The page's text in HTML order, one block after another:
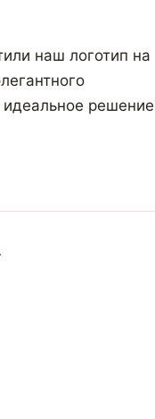
наш логотип на
решение